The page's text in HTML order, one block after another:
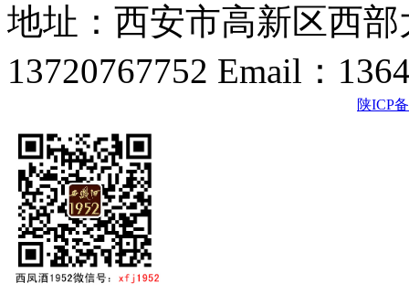
地址：西安市高新区西
13720767752 Email：
陕ICP